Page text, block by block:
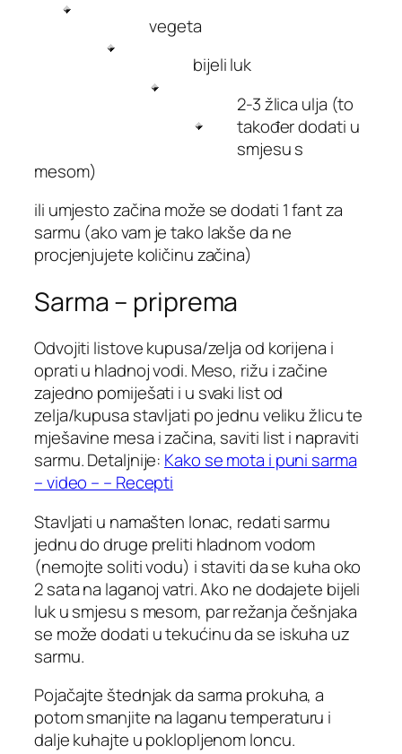
vegeta
bijeli luk
2-3 žlica ulja (to
također dodati u
smjesu s
mesom)
ili umjesto začina može se dodati 1 fant za
sarmu (ako vam je tako lakše da ne
procjenjujete količinu začina)
Sarma – priprema
Odvojiti listove kupusa/zelja od korijena i
oprati u hladnoj vodi. Meso, rižu i začine
zajedno pomiješati i u svaki list od
zelja/kupusa stavljati po jednu veliku žlicu te
mješavine mesa i začina, saviti list i napraviti
sarmu. Detaljnije: Kako se mota i puni sarma
– video – – Recepti
Stavljati u namašten lonac, redati sarmu
jednu do druge preliti hladnom vodom
(nemojte soliti vodu) i staviti da se kuha oko
2 sata na laganoj vatri. Ako ne dodajete bijeli
luk u smjesu s mesom, par režanja češnjaka
se može dodati u tekućinu da se iskuha uz
sarmu.
Pojačajte štednjak da sarma prokuha, a
potom smanjite na laganu temperaturu i
dalje kuhajte u poklopljenom loncu.